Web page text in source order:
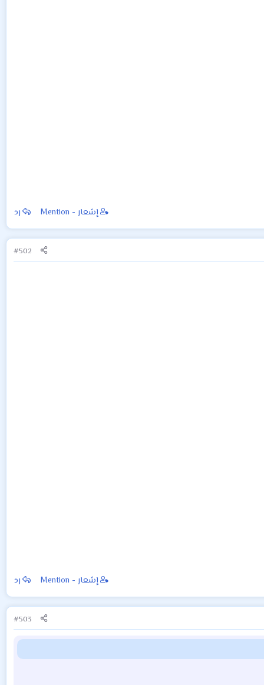
إشعار - Mention رد
#502
إشعار - Mention رد
#503